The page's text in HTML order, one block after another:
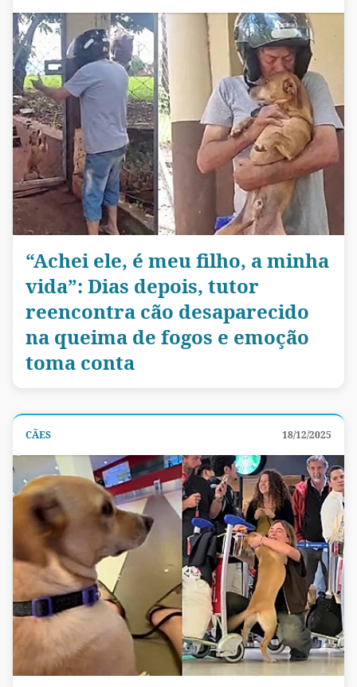
“Achei ele, é meu filho, a minha
vida”: Dias depois, tutor
reencontra cão desaparecido
na queima de fogos e emoção
toma conta
CÃES 18/12/2025